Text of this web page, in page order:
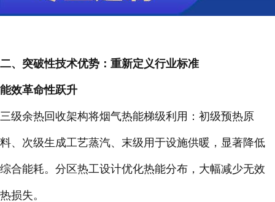
二、突破性技术优势：重新定义行业标准
能效革命性跃升
三级余热回收架构将烟气热能梯级利用：初级预热原
料、次级生成工艺蒸汽、末级用于设施供暖，显著降低
综合能耗。分区热工设计优化热能分布，大幅减少无效
热损失。